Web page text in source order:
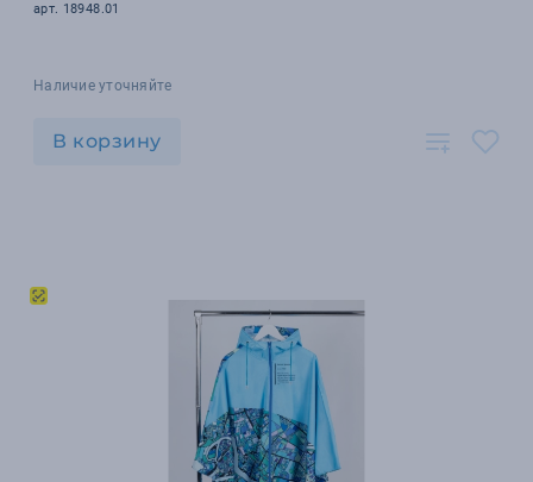
арт. 18948.01
Наличие уточняйте
В корзину